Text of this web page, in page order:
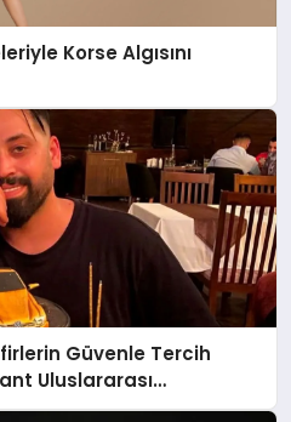
Korse Algısını
Güvenle Tercih
Uluslararası